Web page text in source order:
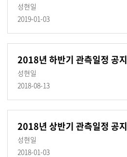
성현일
2019-01-03
2018년 하반기 관측일정 공지
성현일
2018-08-13
2018년 상반기 관측일정 공지
성현일
2018-01-03